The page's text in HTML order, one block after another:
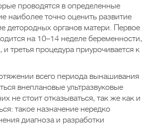
проводятся в определенные
наиболее точно оценить развитие
детородных органов матери. Первое
на 10–14 неделе беременности,
и третья процедура приурочивается к
всего периода вынашивания
внеплановые ультразвуковые
не стоит отказываться, так же как и
такое назначение нередко
диагноза и разработки